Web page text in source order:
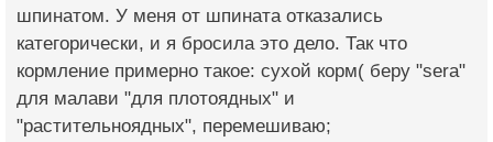
шпинатом. У меня от шпината отказались
категорически, и я бросила это дело. Так что
кормление примерно такое: сухой корм( беру "sera"
для малави "для плотоядных" и
"растительноядных", перемешиваю;